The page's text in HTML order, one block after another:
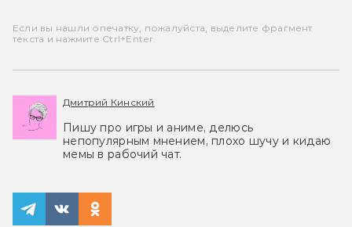
Если вы нашли опечатку, пожалуйста, выделите фрагмент
текста и нажмите Ctrl+Enter.
Дмитрий Кинский
Пишу про игры и аниме, делюсь
непопулярным мнением, плохо шучу и кидаю
мемы в рабочий чат.